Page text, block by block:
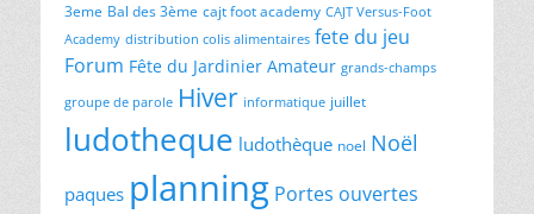
3eme Bal des 3ème cajt foot academy CAJT Versus-Foot
Academy distribution colis alimentaires fete du jeu
Forum Fête du Jardinier Amateur grands-champs
groupe de parole Hiver informatique juillet
ludotheque ludothèque noel Noël
paques planning Portes ouvertes